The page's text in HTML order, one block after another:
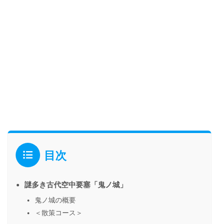
目次
謎多き古代空中要塞「鬼ノ城」
鬼ノ城の概要
＜散策コース＞